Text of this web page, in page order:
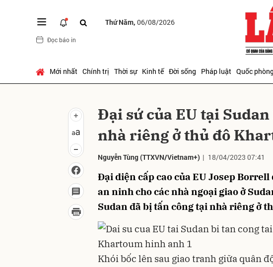
Thứ Năm, 06/08/2026
Đọc báo in
Mới nhất Chính trị Thời sự Kinh tế Đời sống Pháp luật Quốc
Đại sứ của EU tại
nhà riêng ở thủ đô
Nguyễn Tùng(TTXVN/Vietnam+) | 18/04/2023 07:41
Đại diện cấp cao của EU Josep
an ninh cho các nhà ngoại giao ở
Sudan đã bị tấn công tại nhà riêng ở
Khói bốc lên sau giao tranh giữa quân
Gửi bình luận